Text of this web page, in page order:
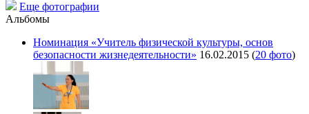
Еще фотографии
Альбомы
Номинация «Учитель физической культуры, основ
безопасности жизнедеятельности» 16.02.2015 (20 фото)